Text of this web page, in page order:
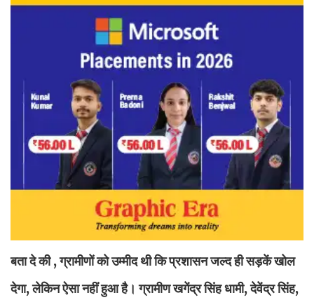
बता दे की , ग्रामीणों को उम्मीद थी कि प्रशासन जल्द ही सड़कें खोल
देगा, लेकिन ऐसा नहीं हुआ है। ग्रामीण खगेंद्र सिंह धामी, देवेंद्र सिंह,